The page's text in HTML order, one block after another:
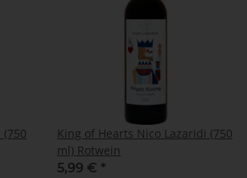
King of Hearts Nico Lazaridi (750
ml) Rotwein
5,99 € *